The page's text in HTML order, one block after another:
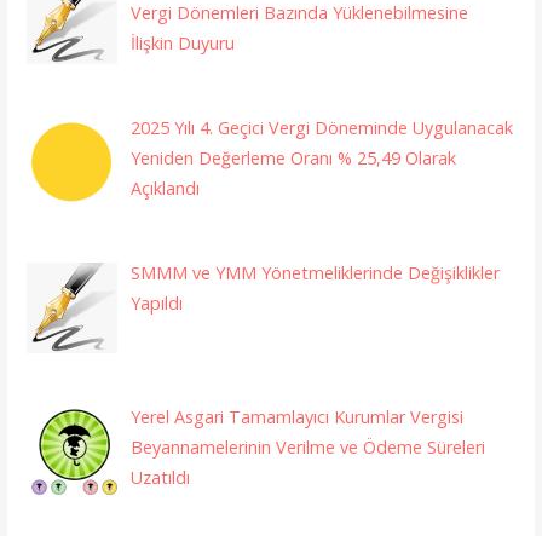
Vergi Dönemleri Bazında Yüklenebilmesine
İlişkin Duyuru
2025 Yılı 4. Geçici Vergi Döneminde Uygulanacak
Yeniden Değerleme Oranı % 25,49 Olarak
Açıklandı
SMMM ve YMM Yönetmeliklerinde Değişiklikler
Yapıldı
Yerel Asgari Tamamlayıcı Kurumlar Vergisi
Beyannamelerinin Verilme ve Ödeme Süreleri
Uzatıldı